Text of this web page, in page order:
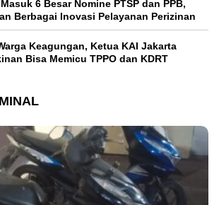
6 Besar Nomine PTSP dan PPB,
Berbagai Inovasi Pelayanan Perizinan
Keagungan, Ketua KAI Jakarta
Bisa Memicu TPPO dan KDRT